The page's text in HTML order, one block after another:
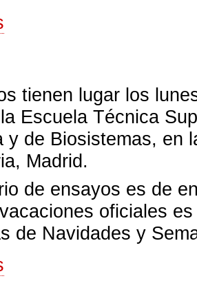
tienen lugar los
Escuela Técnica
y de Biosistemas, en
Madrid.
de ensayos es de
oficiales
de Navidades y